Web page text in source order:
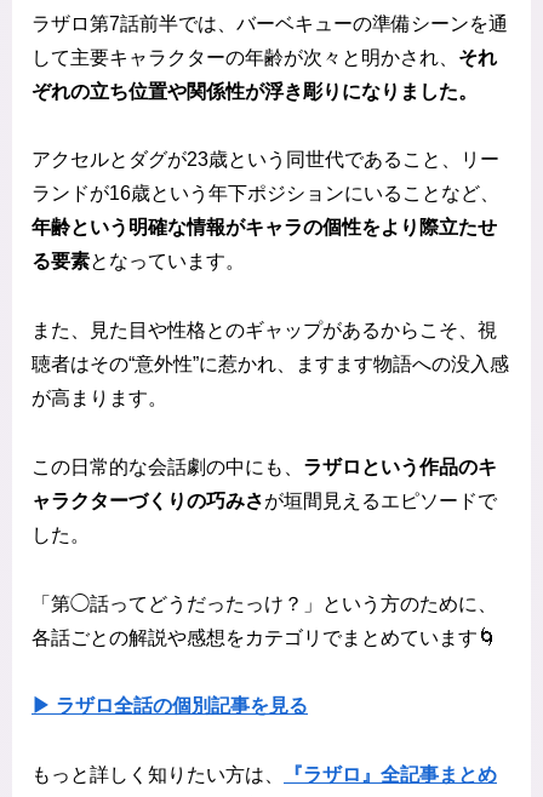
ラザロ第7話前半では、バーベキューの準備シーンを通
して主要キャラクターの年齢が次々と明かされ、 それ
ぞれの立ち位置や関係性が浮き彫りになりました。
アクセルとダグが23歳という同世代であること、リー
ランドが16歳という年下ポジションにいることなど、
年齢という明確な情報がキャラの個性をより際立たせ
る要素となっています。
また、見た目や性格とのギャップがあるからこそ、視
聴者はその“意外性”に惹かれ、ますます物語への没入感
が高まります。
この日常的な会話劇の中にも、 ラザロという作品のキ
ャラクターづくりの巧みさが垣間見えるエピソードで
した。
「第◯話ってどうだったっけ？」という方のために、
各話ごとの解説や感想をカテゴリでまとめています🌀
▶ ラザロ全話の個別記事を見る
もっと詳しく知りたい方は、
『ラザロ』全記事まとめ